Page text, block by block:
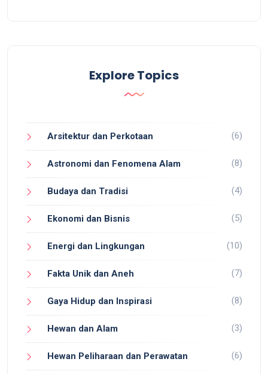
Explore Topics
Arsitektur dan Perkotaan (6)
Astronomi dan Fenomena Alam (8)
Budaya dan Tradisi (4)
Ekonomi dan Bisnis (5)
Energi dan Lingkungan (10)
Fakta Unik dan Aneh (7)
Gaya Hidup dan Inspirasi (8)
Hewan dan Alam (3)
Hewan Peliharaan dan Perawatan (6)